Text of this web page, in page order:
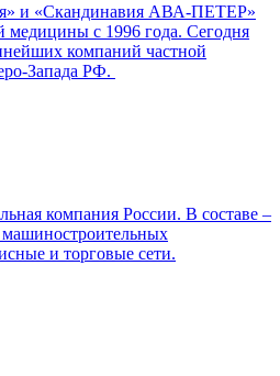
и «Скандинавия АВА-ПЕТЕР»
медицины с 1996 года. Сегодня
компаний частной
Запада РФ.
компания России. В составе –
машиностроительных
и торговые сети.